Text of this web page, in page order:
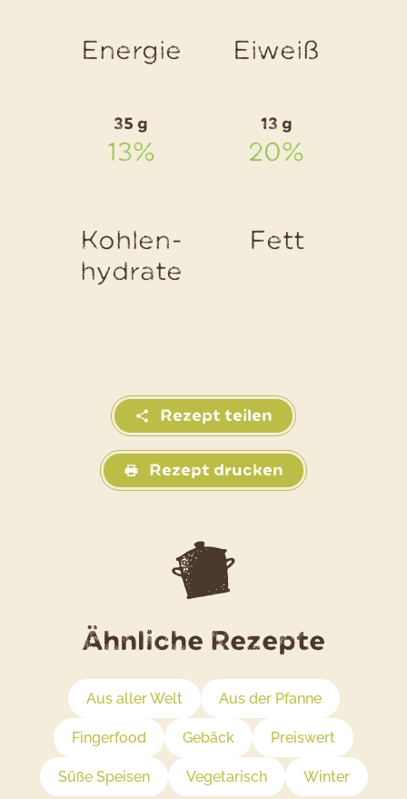
Energie Eiweiß
35 g
13%
Kohlen-
hydrate
13 g
20%
Fett
Rezept teilen
Rezept drucken
Ähnliche Rezepte
Aus aller Welt Aus der Pfanne
Fingerfood Gebäck Preiswert
Süße Speisen Vegetarisch Winter